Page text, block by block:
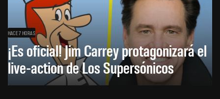
HACE 7 HORAS
¡Es oficial! Jim Carrey protagonizará el
live-action de Los Supersónicos